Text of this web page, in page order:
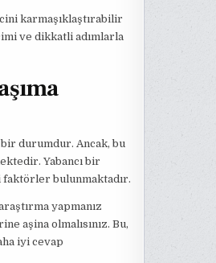
karmaşıklaştırabilir
ve dikkatli adımlarla
bir durumdur. Ancak, bu
Yabancı bir
faktörler bulunmaktadır.
yapmanız
aşina olmalısınız. Bu,
iyi cevap